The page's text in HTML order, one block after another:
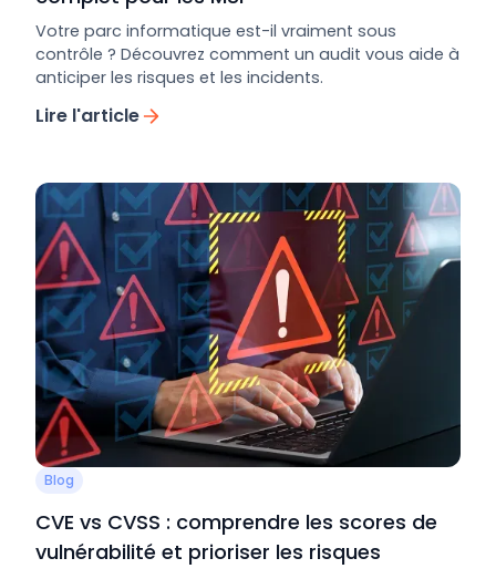
Votre parc informatique est-il vraiment sous
contrôle ? Découvrez comment un audit vous aide à
anticiper les risques et les incidents.
Lire l'article
Blog
CVE vs CVSS : comprendre les scores de
vulnérabilité et prioriser les risques